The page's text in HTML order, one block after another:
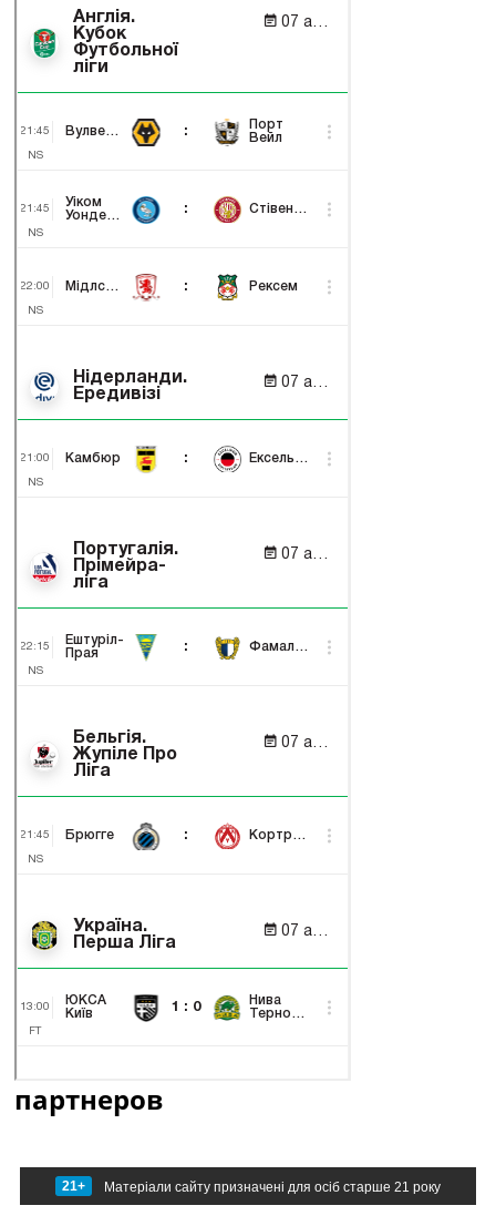
партнеров
21+ Матеріали сайту призначені для осіб старше 21 року